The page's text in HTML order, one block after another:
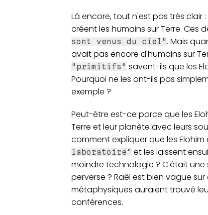
Là encore, tout n'est pas très clair
créent les humains sur Terre. Ces
sont venus du ciel" . Mais
avait pas encore d'humains sur
"primitifs" savent-ils que les
Pourquoi ne les ont-ils pas
exemple ?
Peut-être est-ce parce que les
Terre et leur planète avec leurs
comment expliquer que les Elohim
laboratoire" et les laissent
moindre technologie ? C'était
perverse ? Raël est bien vague
métaphysiques auraient trouvé
conférences.